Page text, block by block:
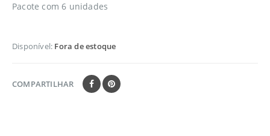
Pacote com 6 unidades
Disponível: Fora de estoque
COMPARTILHAR